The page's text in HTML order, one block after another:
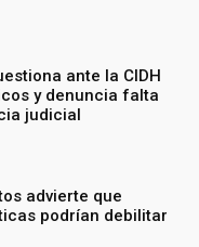
ante la CIDH
y denuncia falta
judicial
advierte que
podrían debilitar